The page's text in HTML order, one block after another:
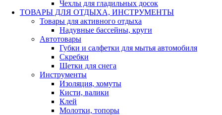
Чехлы для гладильных досок
ТОВАРЫ ДЛЯ ОТДЫХА, ИНСТРУМЕНТЫ
Товары для активного отдыха
Надувные бассейны, круги
Автотовары
Губки и салфетки для мытья автомобиля
Скребки
Щетки для снега
Инструменты
Изоляция, хомуты
Кисти, валики
Клей
Молотки, топоры